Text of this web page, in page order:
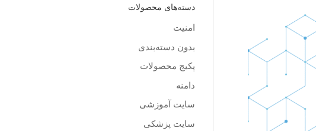
دسته‌های محصولات
امنیت
بدون دسته‌بندی
پکیج محصولات
دامنه
سایت آموزشی
سایت پزشکی